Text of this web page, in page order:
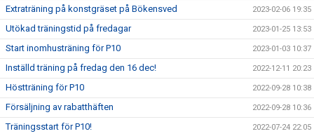
Extraträning på konstgräset på Bökensved 2023-02-06 19:35
Utökad träningstid på fredagar 2023-01-25 13:53
Start inomhusträning för P10 2023-01-03 10:37
Inställd träning på fredag den 16 dec! 2022-12-11 20:23
Höstträning för P10 2022-09-28 10:38
Försäljning av rabatthäften 2022-09-28 10:36
Träningsstart för P10! 2022-07-24 22:05